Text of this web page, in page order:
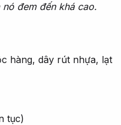
đem đến khá cao.
hàng, dây rút nhựa, lạt
tục)